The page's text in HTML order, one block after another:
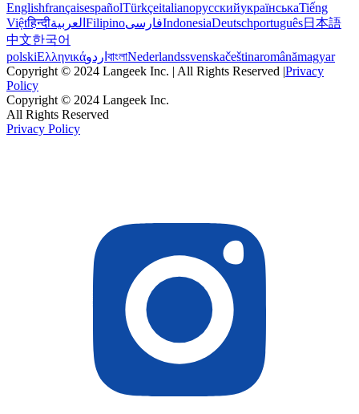
EnglishfrançaisespañolTürkçeitalianoрусскийукраїнськаTiếng
Việtहिन्दीالعربية FilipinoفارسیIndonesiaDeutschportuguês日本語
中文한국어
polskiΕλληνικάاردو বাংলাNederlandssvenskačeštinaromânămagyar
Copyright © 2024 Langeek Inc. | All Rights Reserved |Privacy
Policy
Copyright © 2024 Langeek Inc.
All Rights Reserved
Privacy Policy